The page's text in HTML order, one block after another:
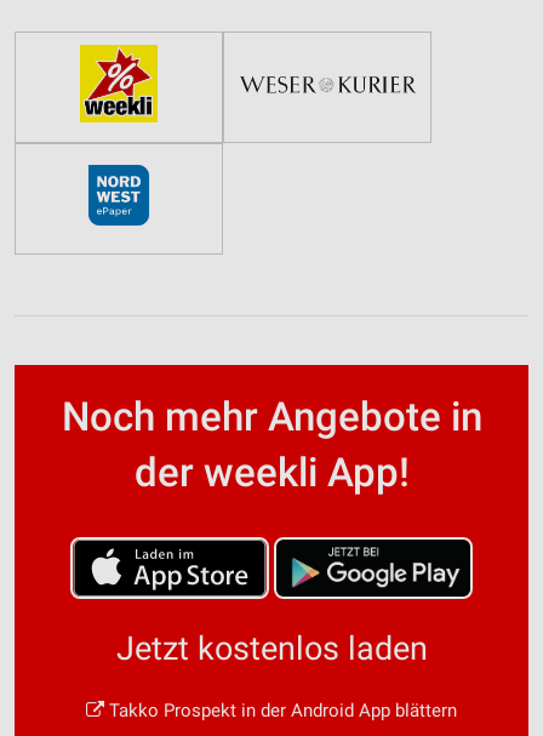
Noch mehr Angebote in
der weekli App!
Jetzt kostenlos laden
Takko Prospekt in der Android App blättern